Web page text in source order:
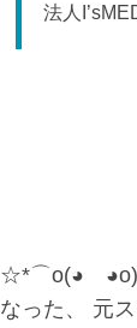
法人
☆*⌒o(◕
なった、 元